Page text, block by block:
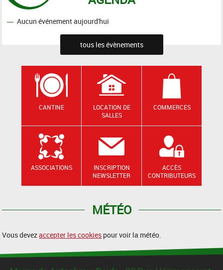
Aucun événement aujourd'hui
tous les évènements
CANTINE
LOCATION DE
SALLES
COMMERCES
ASSOCIATIONS
INSCRIPTION
NEWSLETTER
ACCÈS
CONTRIBUTEURS
MÉTÉO
Vous devezaccepter les cookies pour voir la météo.